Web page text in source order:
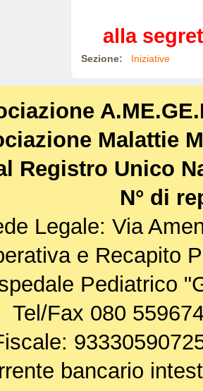
alla
Sezione: Iniziative
Malattie
Registro Unico
N° di
Legale: Via
e Recapito
Pediatrico
Tel/Fax 080
bancario